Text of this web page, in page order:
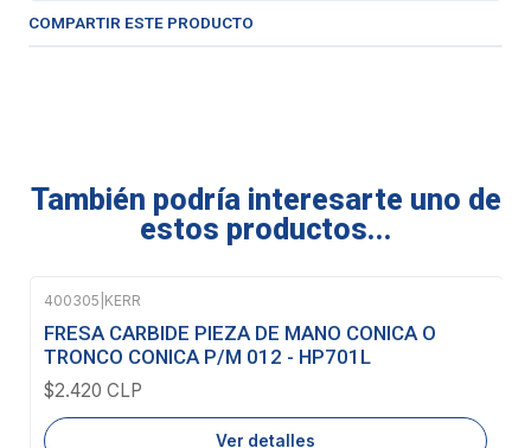
COMPARTIR ESTE PRODUCTO
También podría interesarte uno de
estos productos...
Agotado
400305 KERR
FRESA CARBIDE PIEZA DE MANO CONICA O
TRONCO CONICA P/M 012 - HP701L
$2.420 CLP
Ver detalles